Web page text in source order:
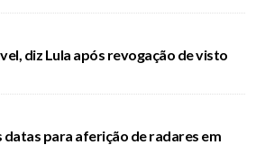
diz Lula após revogação de visto
datas para aferição de radares em